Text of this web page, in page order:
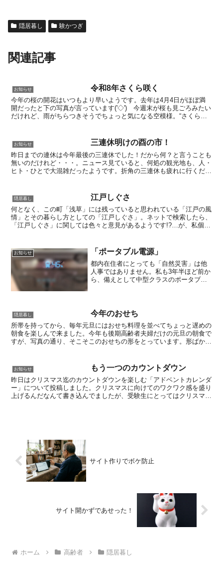
隠居暮し 験かつぎ
関連記事
お知らせ 令和8年さくら咲く
今年の桜の開花はいつもより早いようです。去年は4月4日がほぼ満
開だったと下の写真が言っています('◇')ゞ今週末が桜も見ごろみたい
だけれど、雨がちらつきそうでちょっと気になる空模様。“さくら咲
お知らせ 三連休明けの酉の市！
昨日までの連休は今年最後の三連休でした！だから何？と言うことも
無いのだけれど・・・。ニュース見ていると、何処の観光地も、人・
ヒト・ひとで大混雑だったようです。折角の三連休も疲れに行くだけ
隠居暮し 江戸しぐさ
何となく、この町「浅草」には残っていると思われている「江戸の風
情」とその暮らし方としての「江戸しぐさ」。ネットで検索したら、
「江戸しぐさ」に関しては色々と意見があるようです!?…が、私個人
お知らせ 「ポータブル電源」
都内在住者にとっても「自然災害」は他
人事ではありません。私も3年半ほど前か
ら、備えとして中型クラスのポータブル
やり、思い出したように...
隠居暮し 今年のおせち
所帯を持ってから、毎年元旦にはおせち料理を並べてちょっと遅めの
朝食を楽しんで来ました。今年も後期高齢者夫婦だけの元旦の朝食で
すが、写真の通り、そこそこのおせちの形をとっています。形ばかり
お知らせ もう一つのカウントダウン
昨日はクリスマス迄のカウントダウンを楽しむ「アドベントカレンダ
ー」について投稿しました。クリスマスに向けてのワクワク感を盛り
上げるんだなんて書き込んでましたが、受験生にとってはクリスマス
サイト作りでボケ防止
サイト開かずであせった！
ホーム 高齢者 隠居暮し